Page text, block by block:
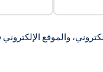
والموقع